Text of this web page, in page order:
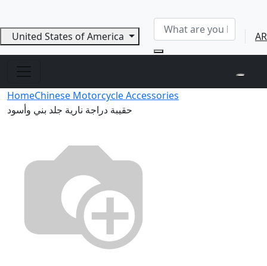
United States of America AR
HomeChinese Motorcycle Accessories
حقيبة دراجة نارية جلد بني وأسود